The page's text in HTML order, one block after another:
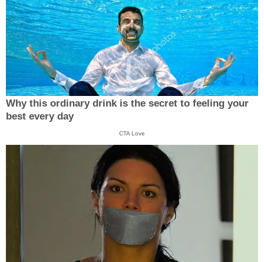
Why this ordinary drink is the secret to feeling your
best every day
CTA Love